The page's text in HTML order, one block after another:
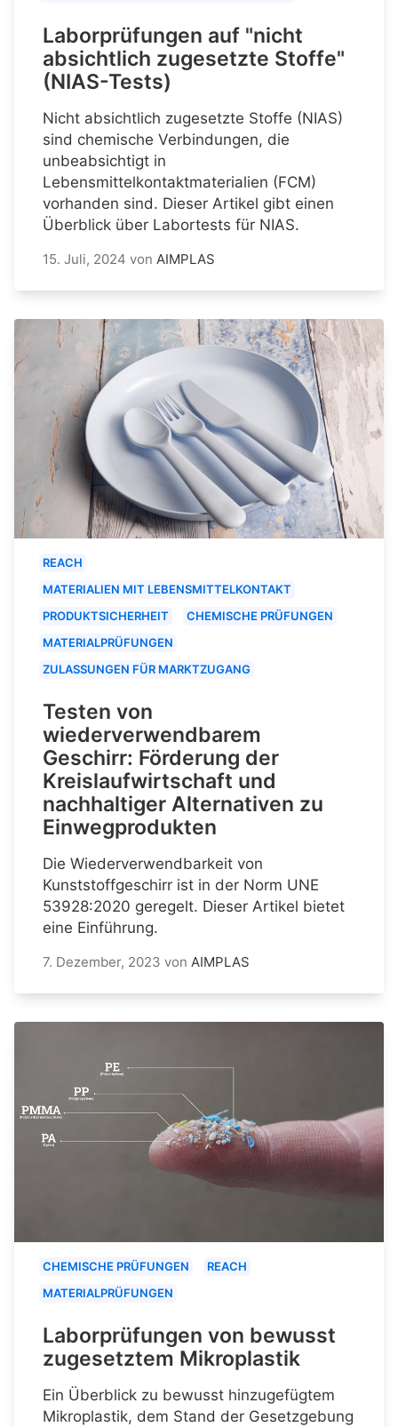
Laborprüfungen auf "nicht
absichtlich zugesetzte Stoffe"
(NIAS-Tests)
Nicht absichtlich zugesetzte Stoffe (NIAS)
sind chemische Verbindungen, die
unbeabsichtigt in
Lebensmittelkontaktmaterialien (FCM)
vorhanden sind. Dieser Artikel gibt einen
Überblick über Labortests für NIAS.
15. Juli, 2024 von AIMPLAS
REACH
MATERIALIEN MIT LEBENSMITTELKONTAKT
PRODUKTSICHERHEIT
CHEMISCHE PRÜFUNGEN
MATERIALPRÜFUNGEN
ZULASSUNGEN FÜR MARKTZUGANG
Testen von
wiederverwendbarem
Geschirr: Förderung der
Kreislaufwirtschaft und
nachhaltiger Alternativen zu
Einwegprodukten
Die Wiederverwendbarkeit von
Kunststoffgeschirr ist in der Norm UNE
53928:2020 geregelt. Dieser Artikel bietet
eine Einführung.
7. Dezember, 2023 von AIMPLAS
CHEMISCHE PRÜFUNGEN
REACH
MATERIALPRÜFUNGEN
Laborprüfungen von bewusst
zugesetztem Mikroplastik
Ein Überblick zu bewusst hinzugefügtem
Mikroplastik, dem Stand der Gesetzgebung